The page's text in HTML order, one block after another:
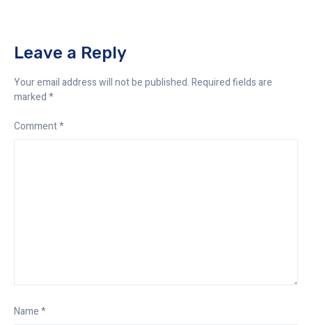
Leave a Reply
Your email address will not be published.Required fields are
marked*
Comment*
Name*